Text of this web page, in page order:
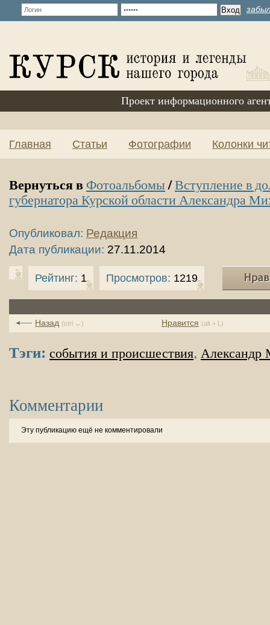
Проект информационного
Главная Статьи Фотографии Колонки
Вернуться в Фотоальбомы/Вступление в
губернатора Курской области Александра
Опубликовал: Редакция
Дата публикации: 27.11.2014
Рейтинг: 1 Просмотров: 1219
Нравится (alt + L)
Назад (ctrl ←)
Тэги: события и происшествия, Александр
Комментарии
Эту публикацию ещё не комментировали